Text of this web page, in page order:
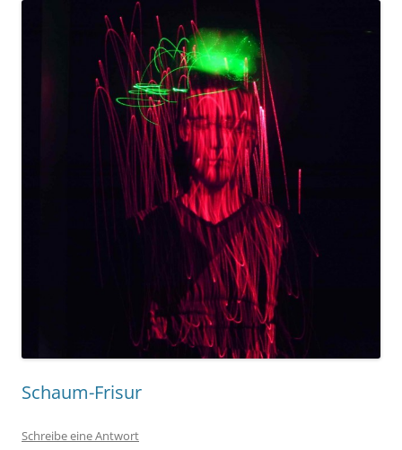
Schaum-Frisur
Schreibe eine Antwort